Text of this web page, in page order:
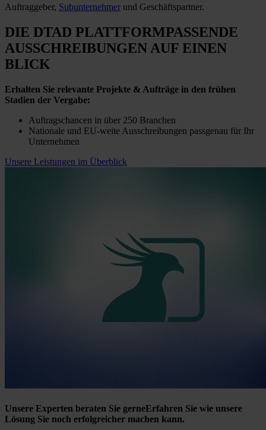
Auftraggeber, Subunternehmer und Geschäftspartner.
DIE DTAD PLATTFORMPASSENDE
AUSSCHREIBUNGEN AUF EINEN
BLICK
Erhalten Sie relevante Projekte & Aufträge in den frühen
Stadien der Vergabe:
Auftragschancen in über 250 Branchen
Nationale und EU-weite Ausschreibungen passgenau für Ihr
Unternehmen
Unsere Leistungen im Überblick
Unsere Experten beraten Sie gerneErfahren Sie wie unsere
Lösung Sie noch erfolgreicher machen kann.